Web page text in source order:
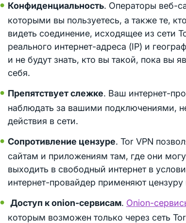
Конфиденциальность. Операторы веб-
которыми вы пользуетесь, а также те,
видеть соединение, исходящее из сети
реального интернет-адреса (IP) и
и не будут знать, кто вы такой, пока вы
себя.
Препятствует слежке. Ваш интернет-
наблюдать за вашими подключениями,
действия в сети.
Сопротивление цензуре. Tor VPN
сайтам и приложениям там, где они
выходить в свободный интернет в
интернет-провайдер применяют
Доступ к onion-сервисам. Onion-
которым возможен только через сеть